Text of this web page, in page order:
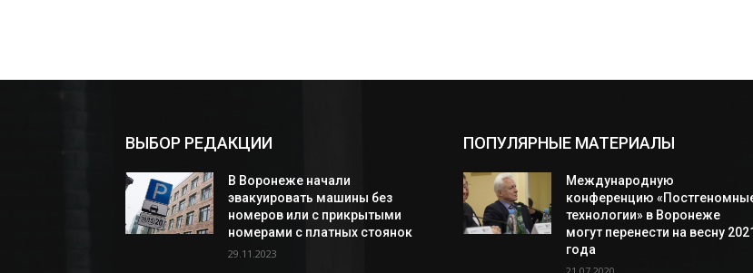
ВЫБОР РЕДАКЦИИ
В Воронеже начали
эвакуировать машины без
номеров или с прикрытыми
номерами с платных стоянок
29.11.2023
ПОПУЛЯРНЫЕ МАТЕРИАЛЫ
Международную
конференцию
технологии» в Воронеже
могут перенести на весну 2021
года